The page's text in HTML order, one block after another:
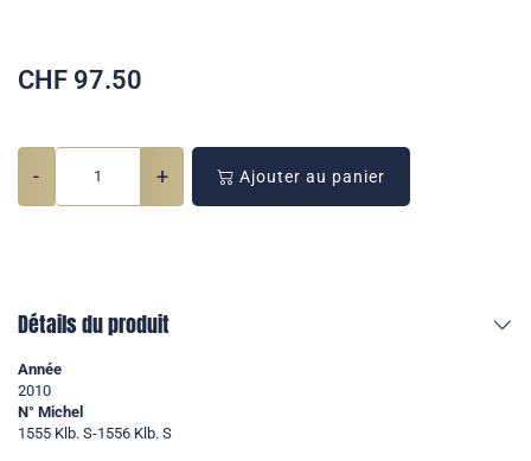
CHF 97.50
- + Ajouter au panier
Détails du produit
Année
2010
N° Michel
1555 Klb. S-1556 Klb. S